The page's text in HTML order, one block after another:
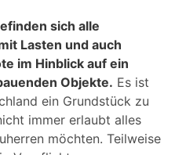
sich alle
Lasten und auch
im Hinblick auf ein
Objekte. Es ist
ein Grundstück zu
immer erlaubt alles
möchten. Teilweise